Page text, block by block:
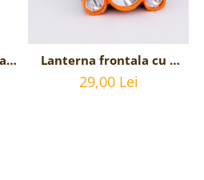
Lanterna frontala cu 5
LED-uri si acumulator,
incarcare USB
29,00 Lei